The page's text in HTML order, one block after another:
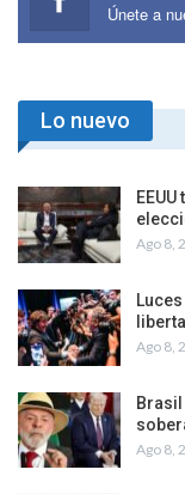
Únete a
Lo nuevo
Ago 8,
Ago 8,
Brasil
Ago 8,